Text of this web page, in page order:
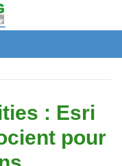
: Esri
pour